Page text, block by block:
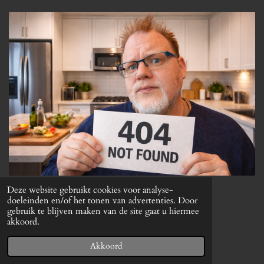
Deze website gebruikt cookies voor analyse-
doeleinden en/of het tonen van advertenties. Door
gebruik te blijven maken van de site gaat u hiermee
akkoord.
Akkoord
© 2022 MeneerBLOM
WhatsApp